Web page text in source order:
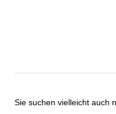
Sie suchen vielleicht auch